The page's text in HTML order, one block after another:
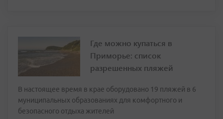
Где можно купаться в
Приморье: список
разрешенных пляжей
В настоящее время в крае оборудовано 19 пляжей в 6
муниципальных образованиях для комфортного и
безопасного отдыха жителей